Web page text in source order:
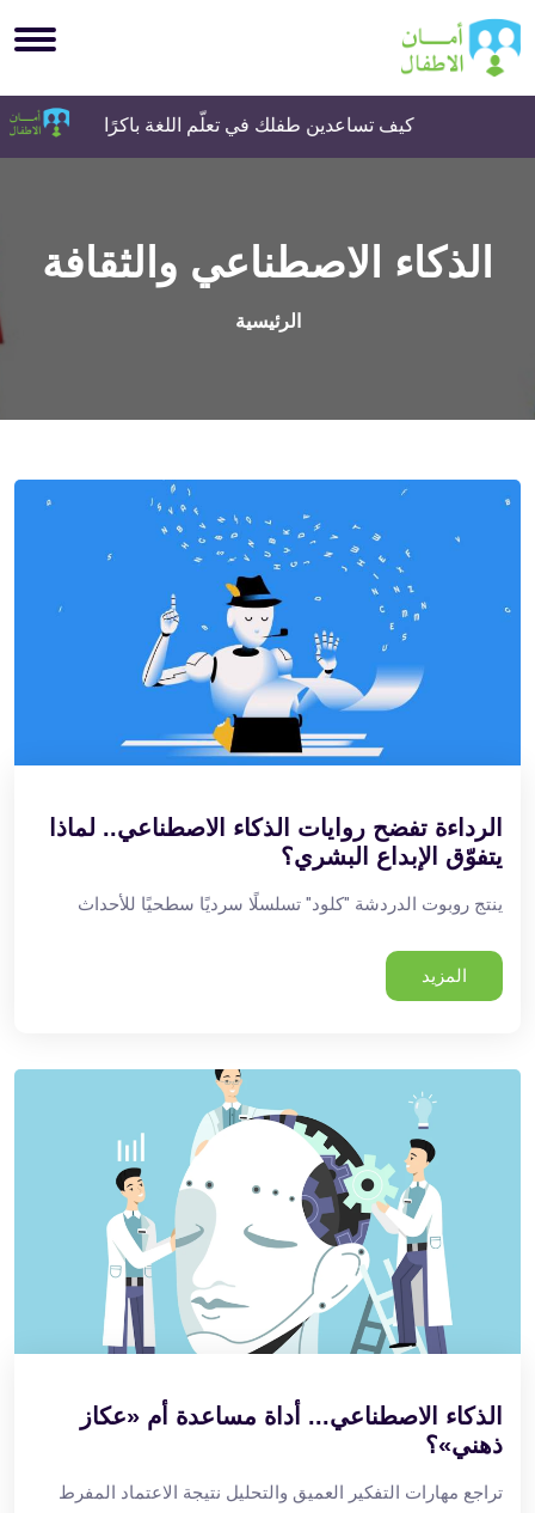
كيف تساعدين طفلك في تعلّم اللغة باكرًا
الذكاء الاصطناعي والثقافة
الرئيسية
الرداءة تفضح روايات الذكاء الاصطناعي.. لماذا
يتفوّق الإبداع البشري؟
ينتج روبوت الدردشة "كلود" تسلسلًا سرديًا سطحيًا للأحداث
المزيد
الذكاء الاصطناعي... أداة مساعدة أم «عكاز
ذهني»؟
تراجع مهارات التفكير العميق والتحليل نتيجة الاعتماد المفرط